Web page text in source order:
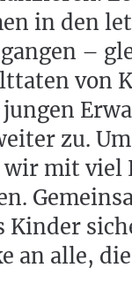
in den
–
von
zu.
wir mit viel
Kinder
an alle,